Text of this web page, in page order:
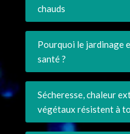
chauds
Pourquoi le jardinage
santé ?
Sécheresse, chaleur
végétaux résistent à